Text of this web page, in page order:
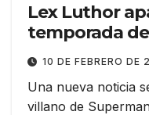
Lex Luthor
temporada
10 DE FEBRERO DE
Una nueva noticia
villano de